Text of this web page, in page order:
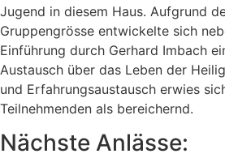
Jugend in diesem Haus. Aufgrund
Gruppengrösse entwickelte sich
Einführung durch Gerhard Imbach
Austausch über das Leben der
und Erfahrungsaustausch erwies
Teilnehmenden als bereichernd.
Nächste Anlässe: